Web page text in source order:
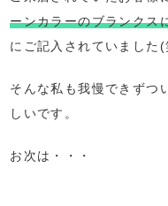
ーンカラーのブランクス
にご記入されていました(
そんな私も我慢できずつ
しいです。
お次は・・・